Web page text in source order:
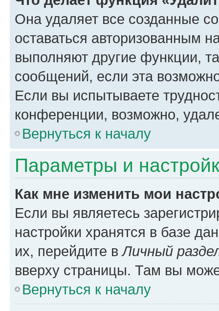
Она удаляет все созданные
оставаться авторизованным
выполняют другие функции,
сообщений, если эта
Если вы испытываете
конференции, возможно,
Вернуться к началу
Параметры и
Как мне изменить мои
Если вы являетесь
настройки хранятся в базе
их, перейдите вЛичный
вверху страницы. Там вы
Вернуться к началу